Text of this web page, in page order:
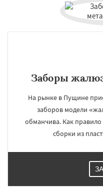
Заборы
На рынке в Пущине
заборов модели
обманчива. Как
сборки из